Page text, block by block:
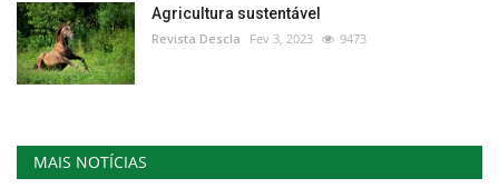
Agricultura sustentável
Revista Descla Fev 3, 2023 9473
MAIS NOTÍCIAS